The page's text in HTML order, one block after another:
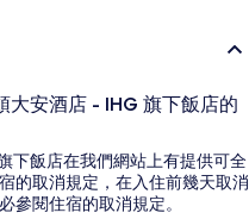
大安酒店 - IHG 旗下飯店的
下飯店在我們網站上有提供可全
的取消規定，在入住前幾天取消
參閱住宿的取消規定。